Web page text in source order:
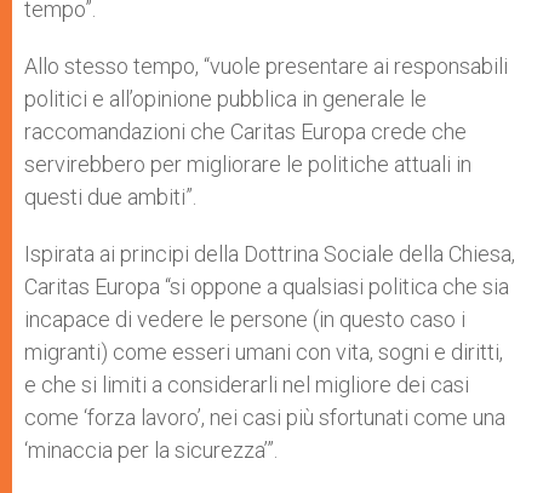
tempo”.
Allo stesso tempo, “vuole presentare ai responsabili
politici e all’opinione pubblica in generale le
raccomandazioni che Caritas Europa crede che
servirebbero per migliorare le politiche attuali in
questi due ambiti”.
Ispirata ai principi della Dottrina Sociale della Chiesa,
Caritas Europa “si oppone a qualsiasi politica che sia
incapace di vedere le persone (in questo caso i
migranti) come esseri umani con vita, sogni e diritti,
e che si limiti a considerarli nel migliore dei casi
come ‘forza lavoro’, nei casi più sfortunati come una
‘minaccia per la sicurezza’”.